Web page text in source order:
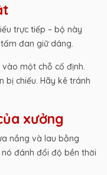
trực tiếp – bộ này
đan giữ dáng.
một chỗ cố định.
bị chiếu. Hãy kê tránh
xưởng
nắng và lau bằng
đánh đổi độ bền thời